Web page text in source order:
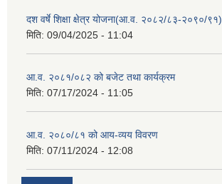
दश वर्षे शिक्षा क्षेत्र योजना(आ.व. २०८२/८३-२०९०/९१)
मिति: 09/04/2025 - 11:04
आ.व. २०८१/०८२ को बजेट तथा कार्यक्रम
मिति: 07/17/2024 - 11:05
आ.व. २०८०/८१ को आय-व्यय विवरण
मिति: 07/11/2024 - 12:08